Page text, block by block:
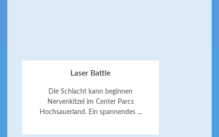
Laser Battle
Die Schlacht kann beginnen
Nervenkitzel im Center Parcs
Hochsauerland. Ein spannendes ...